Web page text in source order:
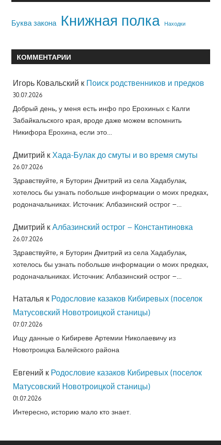
Буква закона Книжная полка Находки
КОММЕНТАРИИ
Игорь Ковальский к Поиск родственников и предков
30.07.2026
Добрый день, у меня есть инфо про Ерохиных с Калги
Забайкальского края, вроде даже можем вспомнить
Никифора Ерохина, если это…
Дмитрий к Хада-Булак до смуты и во время смуты
26.07.2026
Здравствуйте, я Буторин Дмитрий из села Хадабулак,
хотелось бы узнать побольше информации о моих предках,
родоначальниках. Источник: Албазинский острог –…
Дмитрий к Албазинский острог – Константиновка
26.07.2026
Здравствуйте, я Буторин Дмитрий из села Хадабулак,
хотелось бы узнать побольше информации о моих предках,
родоначальниках. Источник: Албазинский острог –…
Наталья к Родословие казаков Кибиревых (поселок
Матусовский Новотроицкой станицы)
07.07.2026
Ищу данные о Кибиреве Артемии Николаевичу из
Новотроицка Балейского района
Евгений к Родословие казаков Кибиревых (поселок
Матусовский Новотроицкой станицы)
01.07.2026
Интересно, историю мало кто знает.